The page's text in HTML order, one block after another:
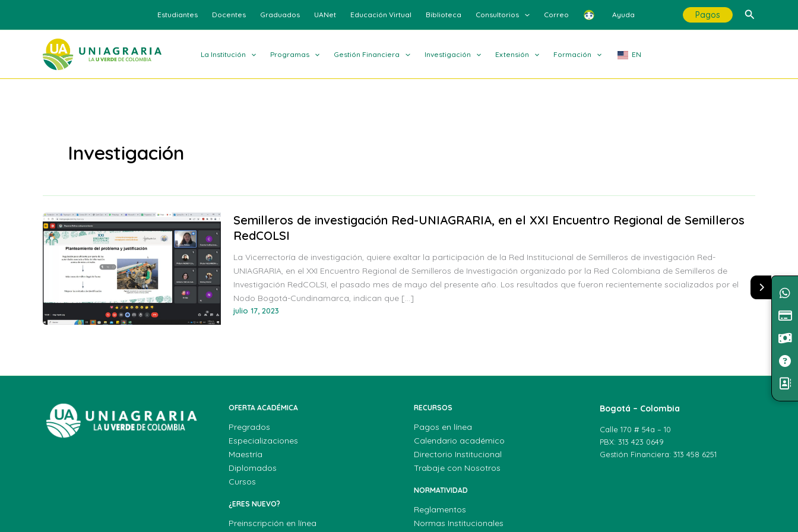
contenido
Estudiantes Docentes Graduados UANet Educación Virtual Biblioteca Consultorios Correo Ayuda Pagos Buscar
La Institución Programas Gestión Financiera Investigación Extensión Formación EN
Investigación
Semilleros de investigación Red-UNIAGRARIA, en el XXI Encuentro Regional de Semilleros
RedCOLSI
La Vicerrectoría de investigación, quiere exaltar la participación de la Red Institucional de Semilleros de investigación Red-
UNIAGRARIA, en el XXI Encuentro Regional de Semilleros de Investigación organizado por la Red Colombiana de Semilleros de
Investigación RedCOLSI, el pasado mes de mayo del presente año. Los resultados que fueron recientemente socializados por el
Nodo Bogotá-Cundinamarca, indican que […]
julio 17, 2023
OFERTA ACADÉMICA
Pregrados
Especializaciones
Maestría
Diplomados
Cursos
¿ERES NUEVO?
Preinscripción en línea
RECURSOS
Pagos en línea
Calendario académico
Directorio Institucional
Trabaje con Nosotros
NORMATIVIDAD
Reglamentos
Normas Institucionales
Bogotá – Colombia
Calle 170 # 54a – 10
PBX: 313 423 0649
Gestión Financiera: 313 458 6251